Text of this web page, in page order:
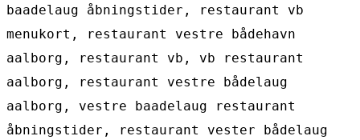
baadelaug åbningstider, restaurant vb
menukort, restaurant vestre bådehavn
aalborg, restaurant vb, vb restaurant
aalborg, restaurant vestre bådelaug
aalborg, vestre baadelaug restaurant
åbningstider, restaurant vester bådelaug